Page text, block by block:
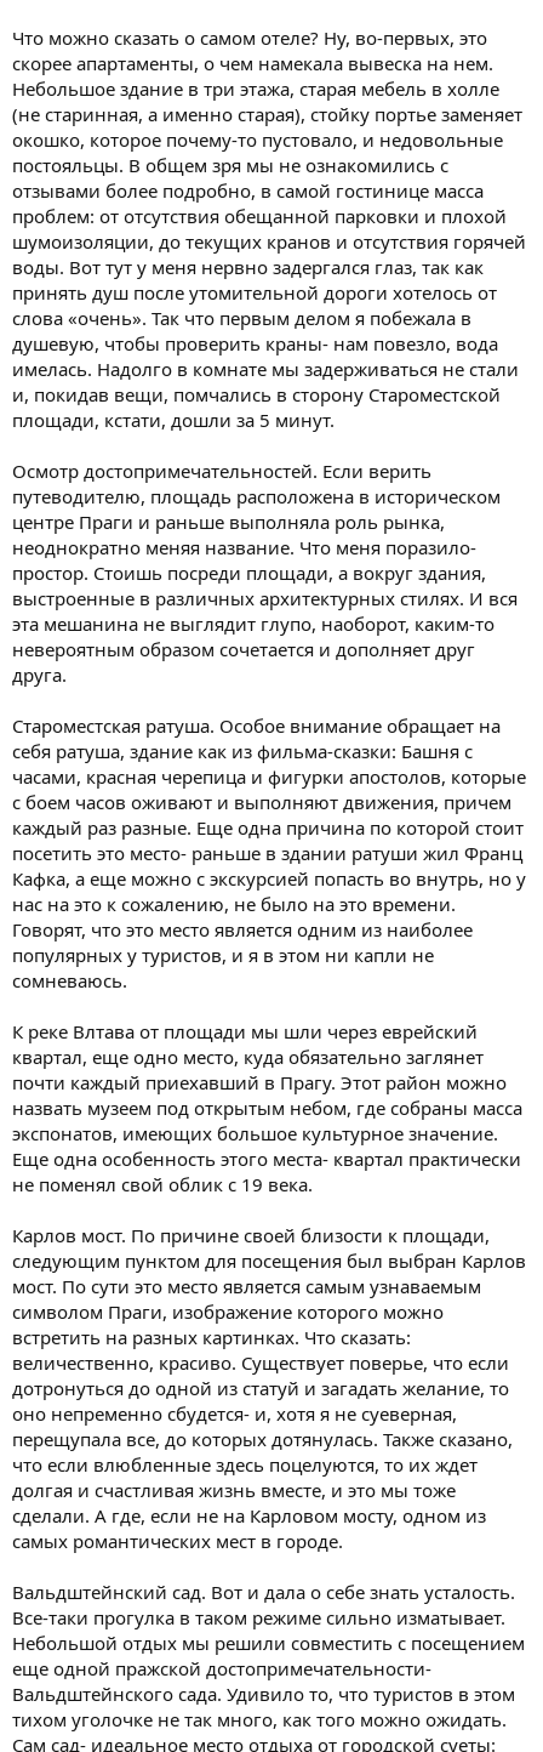
Что можно сказать о самом отеле? Ну, во-первых, это
скорее апартаменты, о чем намекала вывеска на нем.
Небольшое здание в три этажа, старая мебель в холле
(не старинная, а именно старая), стойку портье заменяет
окошко, которое почему-то пустовало, и недовольные
постояльцы. В общем зря мы не ознакомились с
отзывами более подробно, в самой гостинице масса
проблем: от отсутствия обещанной парковки и плохой
шумоизоляции, до текущих кранов и отсутствия горячей
воды. Вот тут у меня нервно задергался глаз, так как
принять душ после утомительной дороги хотелось от
слова «очень». Так что первым делом я побежала в
душевую, чтобы проверить краны- нам повезло, вода
имелась. Надолго в комнате мы задерживаться не стали
и, покидав вещи, помчались в сторону Староместской
площади, кстати, дошли за 5 минут.
Осмотр достопримечательностей. Если верить
путеводителю, площадь расположена в историческом
центре Праги и раньше выполняла роль рынка,
неоднократно меняя название. Что меня поразило-
простор. Стоишь посреди площади, а вокруг здания,
выстроенные в различных архитектурных стилях. И вся
эта мешанина не выглядит глупо, наоборот, каким-то
невероятным образом сочетается и дополняет друг
друга.
Староместская ратуша. Особое внимание обращает на
себя ратуша, здание как из фильма-сказки: Башня с
часами, красная черепица и фигурки апостолов, которые
с боем часов оживают и выполняют движения, причем
каждый раз разные. Еще одна причина по которой стоит
посетить это место- раньше в здании ратуши жил Франц
Кафка, а еще можно с экскурсией попасть во внутрь, но у
нас на это к сожалению, не было на это времени.
Говорят, что это место является одним из наиболее
популярных у туристов, и я в этом ни капли не
сомневаюсь.
К реке Влтава от площади мы шли через еврейский
квартал, еще одно место, куда обязательно заглянет
почти каждый приехавший в Прагу. Этот район можно
назвать музеем под открытым небом, где собраны масса
экспонатов, имеющих большое культурное значение.
Еще одна особенность этого места- квартал практически
не поменял свой облик с 19 века.
Карлов мост. По причине своей близости к площади,
следующим пунктом для посещения был выбран Карлов
мост. По сути это место является самым узнаваемым
символом Праги, изображение которого можно
встретить на разных картинках. Что сказать:
величественно, красиво. Существует поверье, что если
дотронуться до одной из статуй и загадать желание, то
оно непременно сбудется- и, хотя я не суеверная,
перещупала все, до которых дотянулась. Также сказано,
что если влюбленные здесь поцелуются, то их ждет
долгая и счастливая жизнь вместе, и это мы тоже
сделали. А где, если не на Карловом мосту, одном из
самых романтических мест в городе.
Вальдштейнский сад. Вот и дала о себе знать усталость.
Все-таки прогулка в таком режиме сильно изматывает.
Небольшой отдых мы решили совместить с посещением
еще одной пражской достопримечательности-
Вальдштейнского сада. Удивило то, что туристов в этом
тихом уголочке не так много, как того можно ожидать.
Сам сад- идеальное место отдыха от городской суеты: